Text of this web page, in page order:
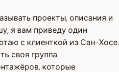
проекты, описания и
я вам приведу один
с клиенткой из Сан-Хосе.
своя группа
которые